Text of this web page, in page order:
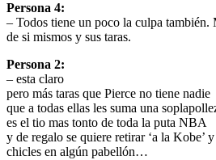
Persona 4:
– Todos tiene un poco la culpa
de si mismos y sus taras.
Persona 2:
– esta claro
pero más taras que Pierce no tiene nadie
que a todas ellas les suma una
es el tio mas tonto de toda la puta NBA
y de regalo se quiere retirar ‘a la Kobe’
chicles en algún pabellón…